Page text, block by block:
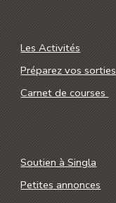
Les Activités
Préparez vos sorties
Carnet de courses
Soutien à Singla
Petites annonces